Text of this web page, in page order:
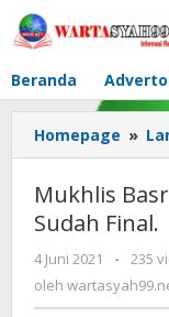
Lewati
ke
Beranda
Homepage »
Mukhlis
Sudah Final.
4 Juni 2021
oleh
-
235
oleh